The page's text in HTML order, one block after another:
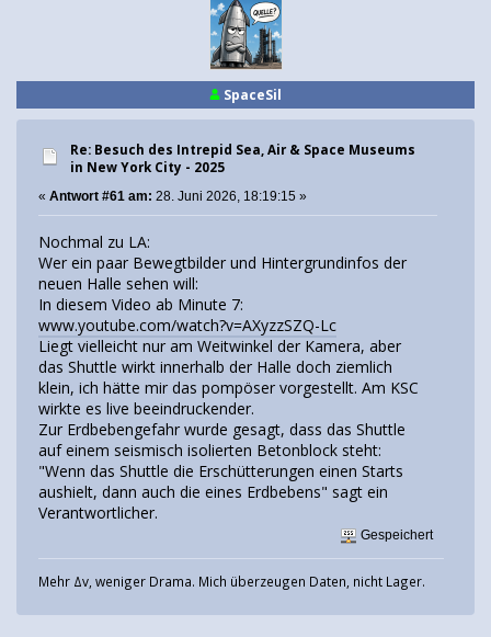
SpaceSil
Re: Besuch des Intrepid Sea, Air & Space Museums
in New York City - 2025
« Antwort #61 am: 28. Juni 2026, 18:19:15 »
Nochmal zu LA:
Wer ein paar Bewegtbilder und Hintergrundinfos der
neuen Halle sehen will:
In diesem Video ab Minute 7:
www.youtube.com/watch?v=AXyzzSZQ-Lc
Liegt vielleicht nur am Weitwinkel der Kamera, aber
das Shuttle wirkt innerhalb der Halle doch ziemlich
klein, ich hätte mir das pompöser vorgestellt. Am KSC
wirkte es live beeindruckender.
Zur Erdbebengefahr wurde gesagt, dass das Shuttle
auf einem seismisch isolierten Betonblock steht:
"Wenn das Shuttle die Erschütterungen einen Starts
aushielt, dann auch die eines Erdbebens" sagt ein
Verantwortlicher.
Gespeichert
Mehr Δv, weniger Drama. Mich überzeugen Daten, nicht Lager.